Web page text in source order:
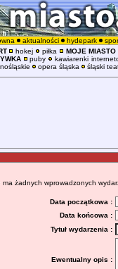
aktualności hydepark
hokej piłka
MOJE MIASTO
puby
kawiarenki
opera śląska śląski
ma żadnych wprowadzonych
Data początkowa :
Data końcowa :
Tytuł wydarzenia :
Ewentualny opis :